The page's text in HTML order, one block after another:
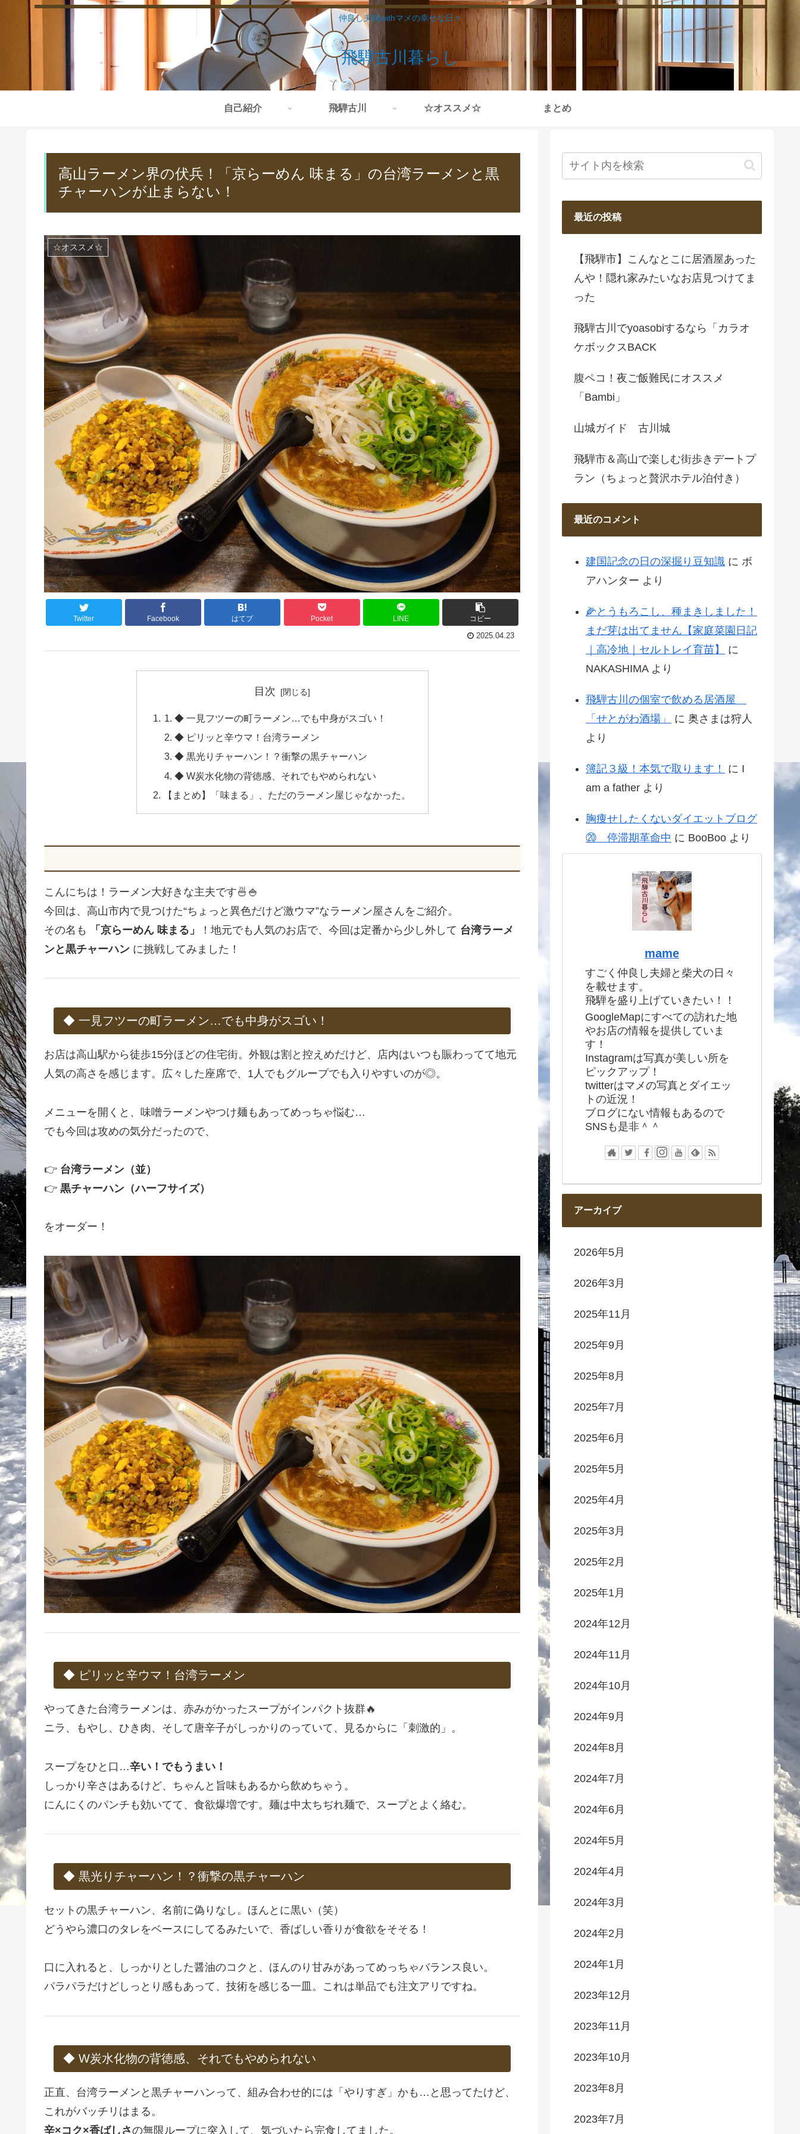
仲良し夫婦withマメの幸せな日々
飛騨古川暮らし
自己紹介 飛騨古川 ☆オススメ☆ まとめ
高山ラーメン界の伏兵！「京らーめん 味まる」の台湾ラーメンと黒
チャーハンが止まらない！
☆オススメ☆
Twitter Facebook はてブ Pocket LINE コピー
2025.04.23
目次
◆ 一見フツーの町ラーメン…でも中身がスゴい！
◆ ピリッと辛ウマ！台湾ラーメン
◆ 黒光りチャーハン！？衝撃の黒チャーハン
◆ W炭水化物の背徳感、それでもやめられない
【まとめ】「味まる」、ただのラーメン屋じゃなかった。
こんにちは！ラーメン大好きな主夫です🍜🍚
今回は、高山市内で見つけた“ちょっと異色だけど激ウマ”なラーメン屋さんをご紹介。
その名も
「京らーめん 味まる」 ！地元でも人気のお店で、今回は定番から少し外して 台湾ラーメ
ンと黒チャーハン に挑戦してみました！
◆ 一見フツーの町ラーメン…でも中身がスゴい！
お店は高山駅から徒歩15分ほどの住宅街。外観は割と控えめだけど、店内はいつも賑わってて地元
人気の高さを感じます。広々した座席で、1人でもグループでも入りやすいのが◎。
メニューを開くと、味噌ラーメンやつけ麺もあってめっちゃ悩む…
でも今回は攻めの気分だったので、
👉 台湾ラーメン（並）
👉 黒チャーハン（ハーフサイズ）
をオーダー！
◆ ピリッと辛ウマ！台湾ラーメン
やってきた台湾ラーメンは、赤みがかったスープがインパクト抜群🔥
ニラ、もやし、ひき肉、そして唐辛子がしっかりのっていて、見るからに「刺激的」。
スープをひと口…辛い！でもうまい！
しっかり辛さはあるけど、ちゃんと旨味もあるから飲めちゃう。
にんにくのパンチも効いてて、食欲爆増です。麺は中太ちぢれ麺で、スープとよく絡む。
◆ 黒光りチャーハン！？衝撃の黒チャーハン
セットの黒チャーハン、名前に偽りなし。ほんとに黒い（笑）
どうやら濃口のタレをベースにしてるみたいで、香ばしい香りが食欲をそそる！
口に入れると、しっかりとした醤油のコクと、ほんのり甘みがあってめっちゃバランス良い。
パラパラだけどしっとり感もあって、技術を感じる一皿。これは単品でも注文アリですね。
◆ W炭水化物の背徳感、それでもやめられない
正直、台湾ラーメンと黒チャーハンって、組み合わせ的には「やりすぎ」かも…と思ってたけど、
これがバッチリはまる。
辛×コク×香ばしさの無限ループに突入して、気づいたら完食してました。
最近の投稿
【飛騨市】こんなとこに居酒屋あった
んや！隠れ家みたいなお店見つけてま
った
飛騨古川でyoasobiするなら「カラオ
ケボックスBACK
腹ペコ！夜ご飯難民にオススメ
「Bambi」
山城ガイド 古川城
飛騨市＆高山で楽しむ街歩きデートプ
ラン（ちょっと贅沢ホテル泊付き）
最近のコメント
建国記念の日の深掘り豆知識 に ボ
アハンター より
🌽とうもろこし、種まきしました！
まだ芽は出てません【家庭菜園日記
｜高冷地｜セルトレイ育苗】
に
NAKASHIMAより
飛騨古川の個室で飲める居酒屋
「せとがわ酒場」
に 奥さまは狩人
より
簿記３級！本気で取ります！ に I
am a father より
胸痩せしたくないダイエットブログ
⑳ 停滞期革命中 に BooBoo より
mame
すごく仲良し夫婦と柴犬の日々
を載せます。
飛騨を盛り上げていきたい！！
GoogleMapにすべての訪れた地
やお店の情報を提供していま
す！
Instagramは写真が美しい所を
ピックアップ！
twitterはマメの写真とダイエッ
トの近況！
ブログにない情報もあるので
SNSも是非＾＾
アーカイブ
2026年5月
2026年3月
2025年11月
2025年9月
2025年8月
2025年7月
2025年6月
2025年5月
2025年4月
2025年3月
2025年2月
2025年1月
2024年12月
2024年11月
2024年10月
2024年9月
2024年8月
2024年7月
2024年6月
2024年5月
2024年4月
2024年3月
2024年2月
2024年1月
2023年12月
2023年11月
2023年10月
2023年8月
2023年7月